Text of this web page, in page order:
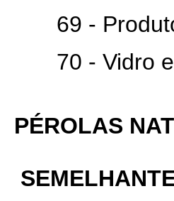
69 -
70 - Vidro e
PÉROLAS